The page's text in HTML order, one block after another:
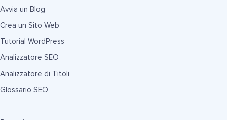
Avvia un Blog
Crea un Sito Web
Tutorial WordPress
Analizzatore SEO
Analizzatore di Titoli
Glossario SEO